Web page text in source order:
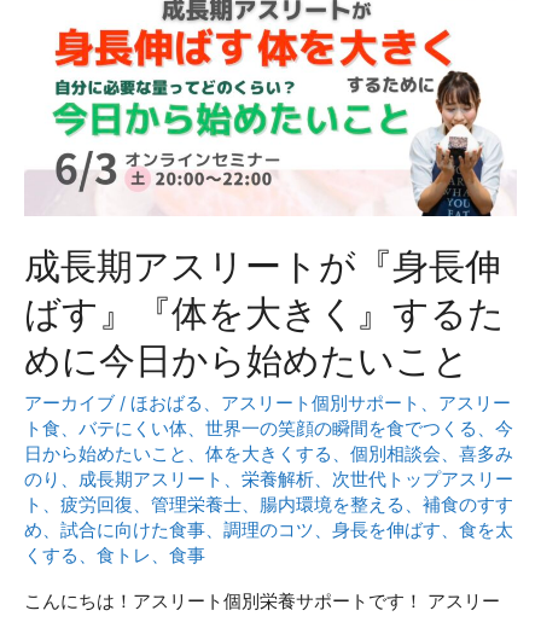
ー
の
セ
ミ
ナ
ー
成長期アスリートが『身長伸
ばす』『体を大きく』するた
めに今日から始めたいこと
アーカイブ / ほおばる 、 アスリート個別サポート 、 アスリー
ト食、 バテにくい体、 世界一の笑顔の瞬間を食でつくる 、 今
日から始めたいこと 、 体を大きくする 、 個別相談会、 喜多み
のり 、 成長期アスリート 、 栄養解析、 次世代トップアスリー
ト 、 疲労回復、 管理栄養士、 腸内環境を整える 、 補食のすす
め、 試合に向けた食事、 調理のコツ、 身長を伸ばす、 食を太
くする 、 食トレ 、 食事
こんにちは！アスリート個別栄養サポートです！ アスリー